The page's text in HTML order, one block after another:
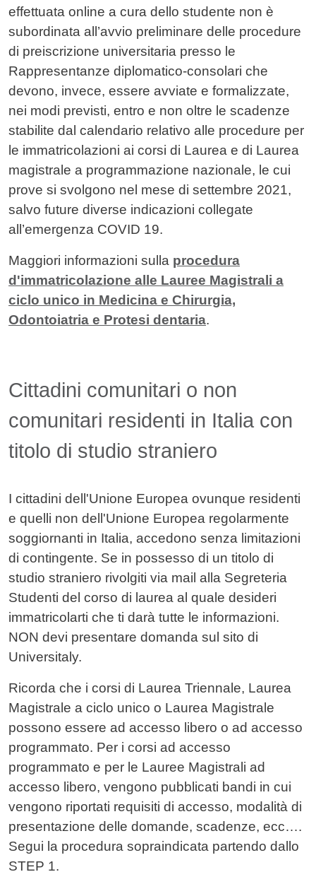
effettuata online a cura dello studente non è
subordinata all’avvio preliminare delle procedure
di preiscrizione universitaria presso le
Rappresentanze diplomatico-consolari che
devono, invece, essere avviate e formalizzate,
nei modi previsti, entro e non oltre le scadenze
stabilite dal calendario relativo alle procedure per
le immatricolazioni ai corsi di Laurea e di Laurea
magistrale a programmazione nazionale, le cui
prove si svolgono nel mese di settembre 2021,
salvo future diverse indicazioni collegate
all’emergenza COVID 19.
Maggiori informazioni sulla procedura
d'immatricolazione alle Lauree Magistrali a
ciclo unico in Medicina e Chirurgia,
Odontoiatria e Protesi dentaria.
Cittadini comunitari o non
comunitari residenti in Italia con
titolo di studio straniero
I cittadini dell'Unione Europea ovunque residenti
e quelli non dell'Unione Europea regolarmente
soggiornanti in Italia, accedono senza limitazioni
di contingente. Se in possesso di un titolo di
studio straniero rivolgiti via mail alla Segreteria
Studenti del corso di laurea al quale desideri
immatricolarti che ti darà tutte le informazioni.
NON devi presentare domanda sul sito di
Universitaly.
Ricorda che i corsi di Laurea Triennale, Laurea
Magistrale a ciclo unico o Laurea Magistrale
possono essere ad accesso libero o ad accesso
programmato. Per i corsi ad accesso
programmato e per le Lauree Magistrali ad
accesso libero, vengono pubblicati bandi in cui
vengono riportati requisiti di accesso, modalità di
presentazione delle domande, scadenze, ecc….
Segui la procedura sopraindicata partendo dallo
STEP 1.